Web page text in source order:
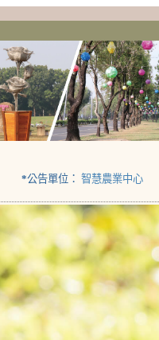
*公告單位： 智慧農業中心